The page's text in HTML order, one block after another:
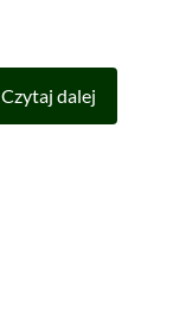
Czytaj dalej